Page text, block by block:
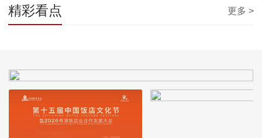
精彩看点 更多 >